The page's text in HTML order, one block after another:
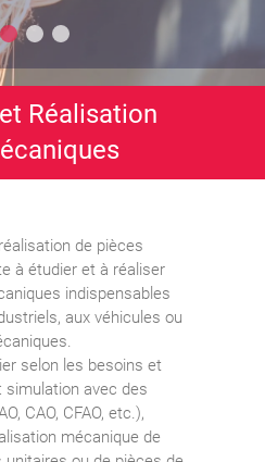
Réalisation
de pièces
à étudier et à réaliser
indispensables
aux véhicules ou
selon les besoins et
simulation avec des
CAO, CFAO, etc.),
mécanique de